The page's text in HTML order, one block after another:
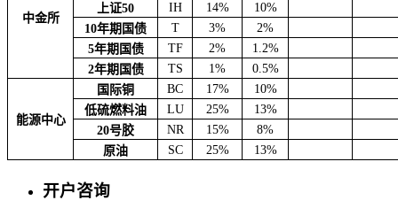
中金所
上证50
IH 14%
10%
10年期国债
T 3%
2%
5年期国债
TF 2%
1.2%
2年期国债
TS 1% 0.5%
能源中心
国际铜 BC 17%
10%
低硫燃料油
LU 25%
13%
20号胶
NR 15%
8%
原油
SC 25% 13%
开户咨询